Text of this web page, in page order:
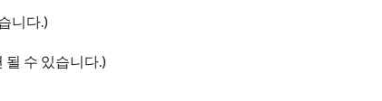
니다.)
수 있습니다.)